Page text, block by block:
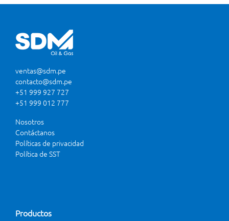
ventas@sdm.pe
contacto@sdm.pe
+51 999 927 727
+51 999 012 777
Nosotros
Contáctanos
Políticas de privacidad
Política de SST
Productos